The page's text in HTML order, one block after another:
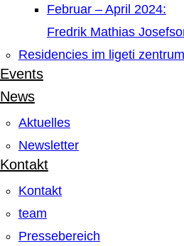
Februar – April 2024:
Fredrik Mathias
Residencies im ligeti zentrum
Events
News
Aktuelles
Newsletter
Kontakt
Kontakt
team
Pressebereich